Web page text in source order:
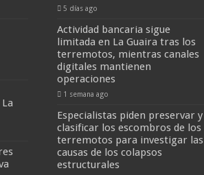
5 días ago
Actividad bancaria sigue
limitada en La Guaira tras los
terremotos, mientras canales
digitales mantienen
operaciones
1 semana ago
Especialistas piden preservar y
clasificar los escombros de los
terremotos para investigar las
causas de los colapsos
estructurales